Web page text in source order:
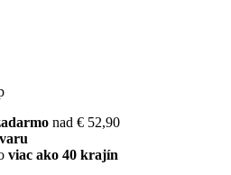
nad € 52,90
viac ako 40 krajín